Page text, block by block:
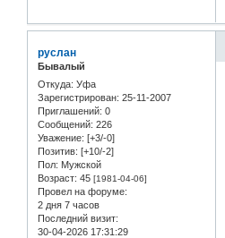
руслан
Бывалый
Откуда: Уфа
Зарегистрирован: 25-11-2007
Приглашений: 0
Сообщений: 226
Уважение: [+3/-0]
Позитив: [+10/-2]
Пол: Мужской
Возраст: 45 [1981-04-06]
Провел на форуме:
2 дня 7 часов
Последний визит:
30-04-2026 17:31:29